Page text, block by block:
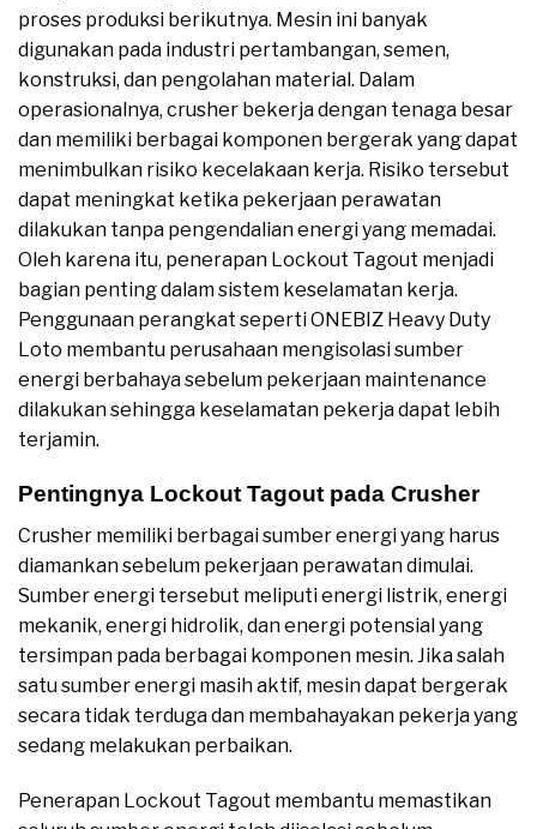
proses produksi berikutnya. Mesin ini banyak
digunakan pada industri pertambangan, semen,
konstruksi, dan pengolahan material. Dalam
operasionalnya, crusher bekerja dengan tenaga besar
dan memiliki berbagai komponen bergerak yang dapat
menimbulkan risiko kecelakaan kerja. Risiko tersebut
dapat meningkat ketika pekerjaan perawatan
dilakukan tanpa pengendalian energi yang memadai.
Oleh karena itu, penerapan Lockout Tagout menjadi
bagian penting dalam sistem keselamatan kerja.
Penggunaan perangkat seperti ONEBIZ Heavy Duty
Loto membantu perusahaan mengisolasi sumber
energi berbahaya sebelum pekerjaan maintenance
dilakukan sehingga keselamatan pekerja dapat lebih
terjamin.
Pentingnya Lockout Tagout pada Crusher
Crusher memiliki berbagai sumber energi yang harus
diamankan sebelum pekerjaan perawatan dimulai.
Sumber energi tersebut meliputi energi listrik, energi
mekanik, energi hidrolik, dan energi potensial yang
tersimpan pada berbagai komponen mesin. Jika salah
satu sumber energi masih aktif, mesin dapat bergerak
secara tidak terduga dan membahayakan pekerja yang
sedang melakukan perbaikan.
Penerapan Lockout Tagout membantu memastikan